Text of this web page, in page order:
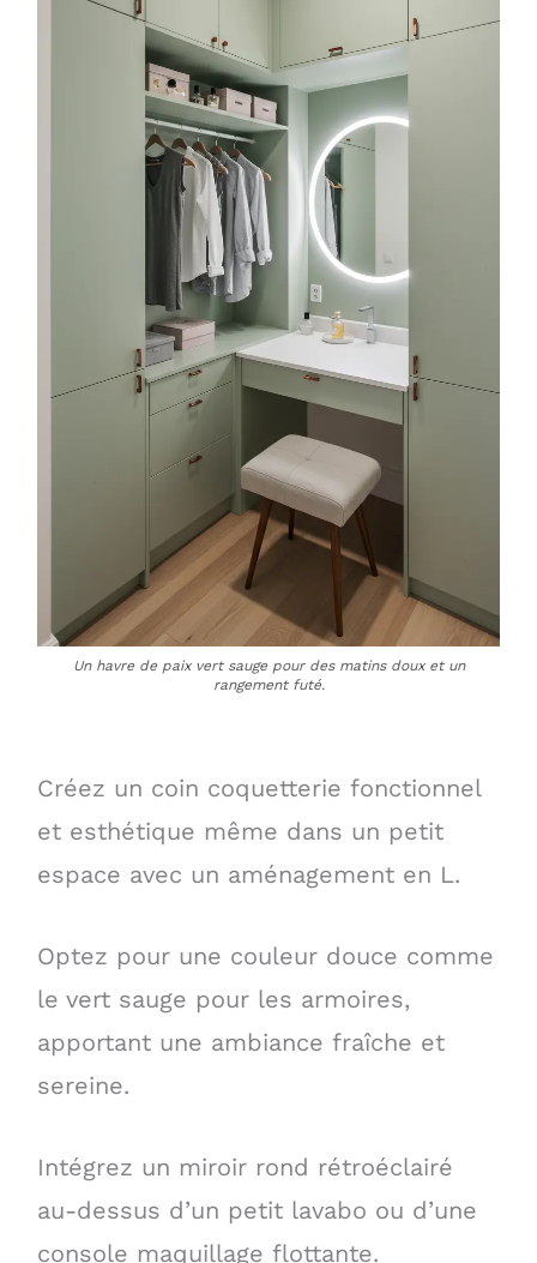
Un havre de paix vert sauge pour des matins doux et un
rangement futé.
Créez un coin coquetterie fonctionnel
et esthétique même dans un petit
espace avec un aménagement en L.
Optez pour une couleur douce comme
le vert sauge pour les armoires,
apportant une ambiance fraîche et
sereine.
Intégrez un miroir rond rétroéclairé
au-dessus d’un petit lavabo ou d’une
console maquillage flottante.